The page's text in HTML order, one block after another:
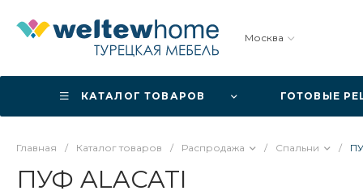
Москва
КАТАЛОГ ТОВАРОВ ГОТОВЫЕ
Главная / Каталог товаров / Распродажа / Спальни /
ПУФ ALACATI